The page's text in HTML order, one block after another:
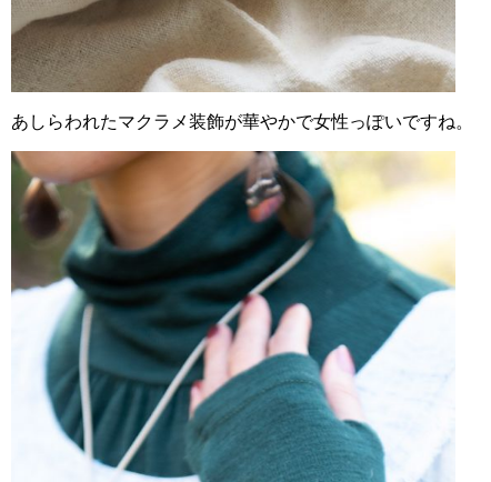
あしらわれたマクラメ装飾が華やかで女性っぽいですね。